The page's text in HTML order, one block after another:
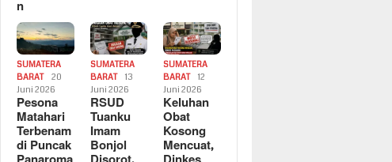
n
SUMATERA
BARAT
20
Juni 2026
Pesona
Matahari
Terbenam
di Puncak
SUMATERA
BARAT
13
Juni 2026
RSUD
Tuanku
Imam
Bonjol
SUMATERA
BARAT
12
Juni 2026
Keluhan
Obat
Kosong
Mencuat,